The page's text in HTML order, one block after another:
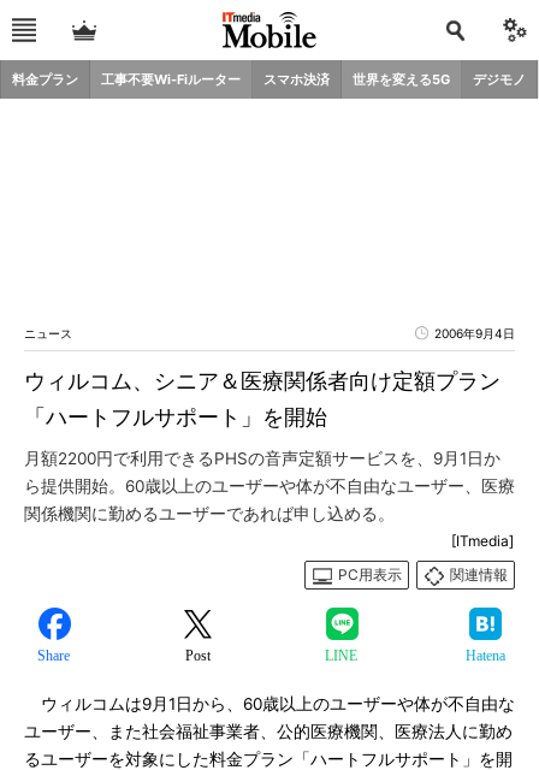
料金プラン 工事不要Wi-Fiルーター スマホ決済 世界を変える5G デジモノ
ニュース 2006年9月4日
ウィルコム、シニア＆医療関係者向け定額プラン
「ハートフルサポート」を開始
月額2200円で利用できるPHSの音声定額サービスを、9月1日か
ら提供開始。60歳以上のユーザーや体が不自由なユーザー、医療
関係機関に勤めるユーザーであれば申し込める。
[ITmedia]
PC用表示
関連情報
Share Post LINE Hatena
ウィルコムは9月1日から、60歳以上のユーザーや体が不自由な
ユーザー、また社会福祉事業者、公的医療機関、医療法人に勤め
るユーザーを対象にした料金プラン「ハートフルサポート」を開